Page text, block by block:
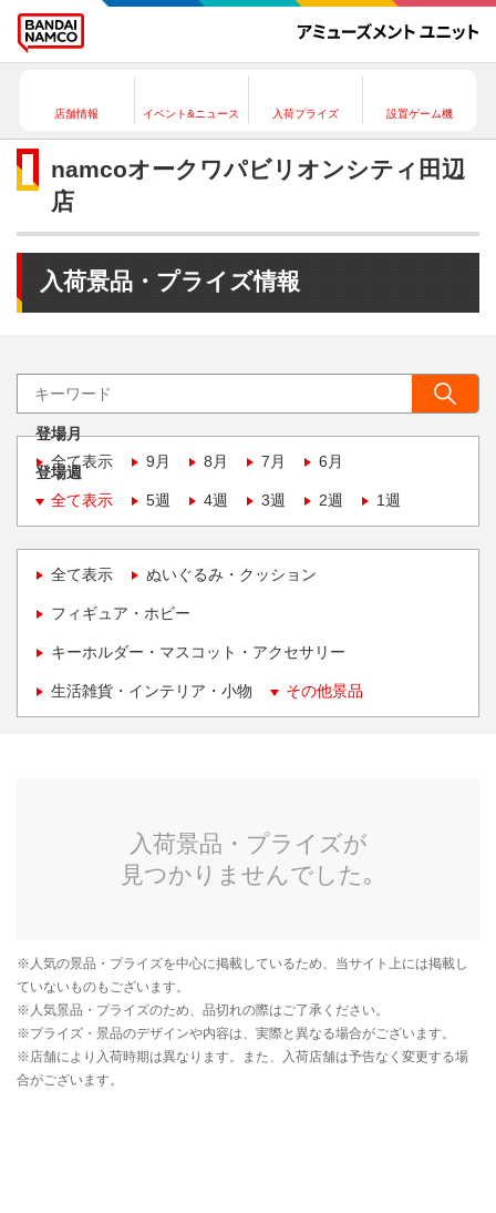
店舗情報 イベント&ニュース 入荷プライズ 設置ゲーム機
namcoオークワパビリオンシティ田辺
店
入荷景品・プライズ情報
登場月
全て表示
9月 8月 7月 6月
登場週
全て表示
5週 4週 3週 2週 1週
全て表示 ぬいぐるみ・クッション
フィギュア・ホビー
キーホルダー・マスコット・アクセサリー
生活雑貨・インテリア・小物 その他景品